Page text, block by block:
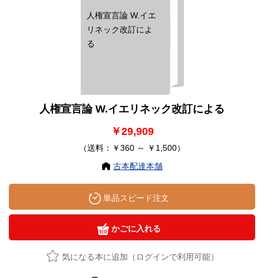
人権宣言論 W.イエ
リネック改訂によ
る
人権宣言論 W.イエリネック改訂による
￥29,909
（送料：￥360 ～ ￥1,500）
古本配達本舗
単品スピード注文
かごに入れる
気になる本に追加（ログインで利用可能）